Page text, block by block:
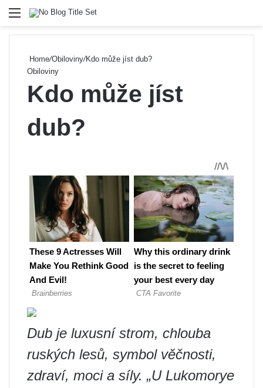
Menu
Home/Obiloviny/Kdo může jíst dub?
Obiloviny
Kdo může jíst
dub?
Dub je luxusní strom, chlouba
ruských lesů, symbol věčnosti,
zdraví, moci a síly. „U Lukomorye